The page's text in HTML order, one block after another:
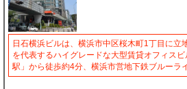
日石横浜ビルは、横浜市中区桜木町1丁目に立
を代表するハイグレードな大型賃貸オフィス
駅」から徒歩約4分、横浜市営地下鉄ブルーラ